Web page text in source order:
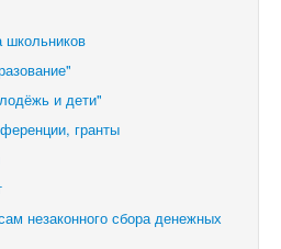
школьников
и дети"
гранты
незаконного сбора денежных